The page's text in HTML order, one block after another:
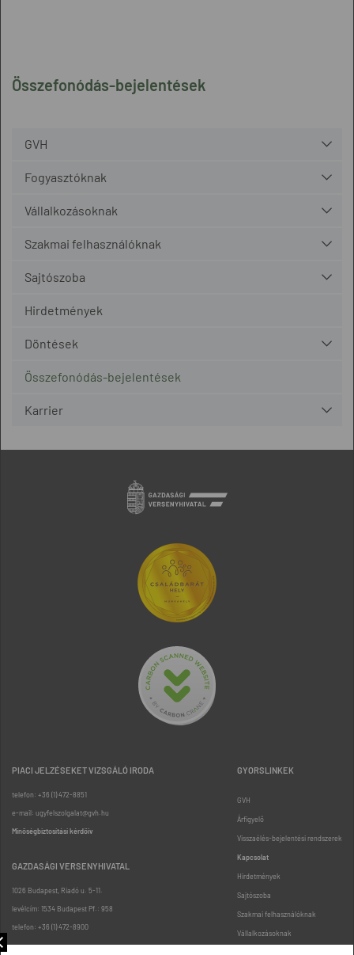
Összefonódás-bejelentések
GVH
Fogyasztóknak
Vállalkozásoknak
Szakmai felhasználóknak
Sajtószoba
Hirdetmények
Döntések
Összefonódás-bejelentések
Karrier
PIACI JELZÉSEKET VIZSGÁLÓ IRODA
telefon: +36 (1) 472-8851
e-mail: ugyfelszolgalat@gvh.hu
Minőségbiztosítási kérdőív
GAZDASÁGI VERSENYHIVATAL
1026 Budapest, Riadó u. 5-11.
levélcím: 1534 Budapest Pf.: 958
telefon: +36 (1) 472-8900
GYORSLINKEK
GVH
Árfigyelő
Visszaélés-bejelentési rendszerek
Kapcsolat
Hirdetmények
Sajtószoba
Szakmai felhasználóknak
Vállalkozásoknak